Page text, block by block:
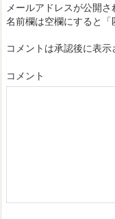
メールアドレスが公開さ
名前欄は空欄にすると「
コメントは承認後に表示
コメント